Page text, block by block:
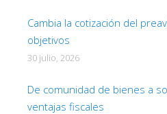
Cambia la cotización del
objetivos
30 julio, 2026
De comunidad de bienes a
ventajas fiscales